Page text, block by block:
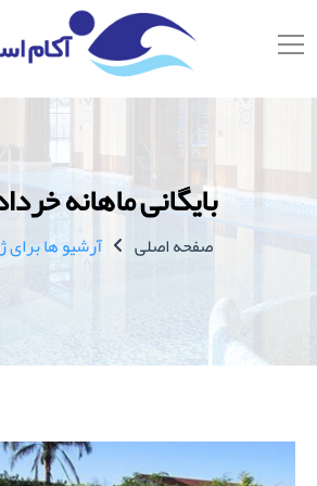
بایگانی ماهانه خرداد
صفحه اصلی آرشیو ها برای